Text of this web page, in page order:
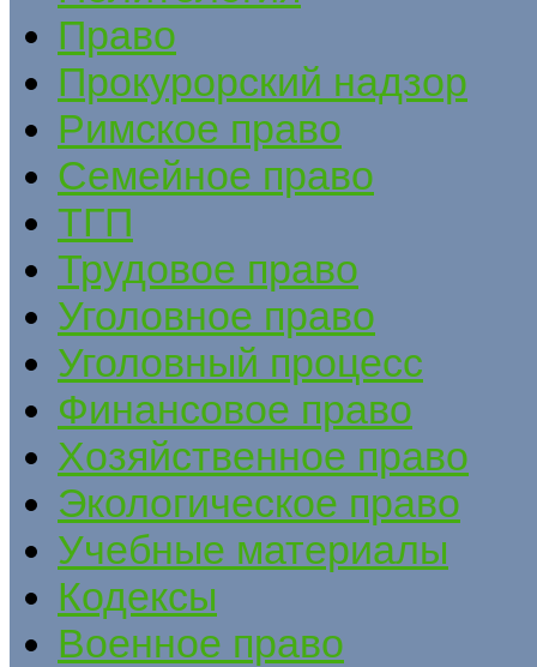
Право
Прокурорский надзор
Римское право
Семейное право
ТГП
Трудовое право
Уголовное право
Уголовный процесс
Финансовое право
Хозяйственное право
Экологическое право
Учебные материалы
Кодексы
Военное право